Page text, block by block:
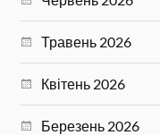
Травень 2026
Квітень 2026
Березень 2026